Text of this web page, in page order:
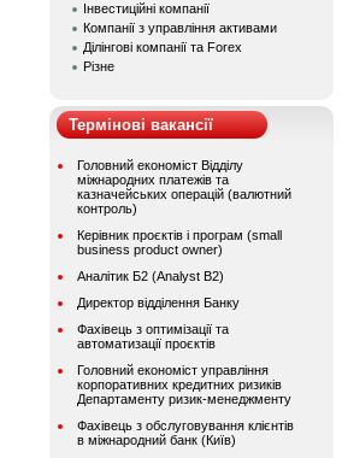
Інвестиційні компанії
Компанії з управління активами
Ділінгові компанії та Forex
Різне
Термінові вакансії
Головний економіст Відділу
міжнародних платежів та
казначейських операцій (валютний
контроль)
Керівник проєктів і програм (small
business product owner)
Аналітик Б2 (Analyst B2)
Директор відділення Банку
Фахівець з оптимізації та
автоматизації проєктів
Головний економіст управління
корпоративних кредитних ризиків
Департаменту ризик-менеджменту
Фахівець з обслуговування клієнтів
в міжнародний банк (Київ)